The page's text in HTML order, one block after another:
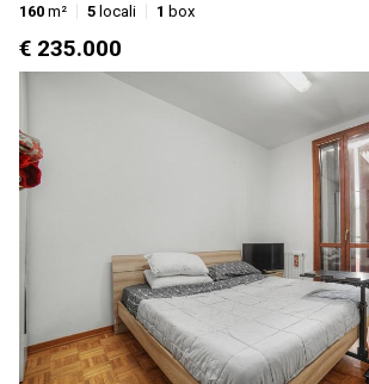
160 m² 5 locali 1 box
€ 235.000